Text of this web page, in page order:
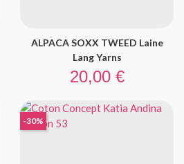
ALPACA SOXX TWEED Laine
Lang Yarns
Prix
20,00 €
-30%